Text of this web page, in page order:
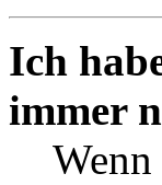
Ich
immer